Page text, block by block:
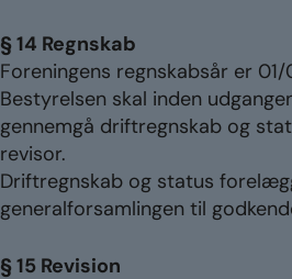
§ 14 Regnskab
Foreningens regnskabsår er 01/
Bestyrelsen skal inden
gennemgå driftregnskab og
revisor.
Driftregnskab og status
generalforsamlingen til
§ 15 Revision